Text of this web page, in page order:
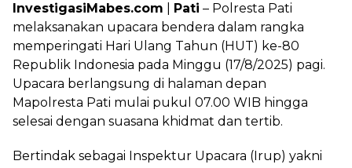
InvestigasiMabes.com Pati – Polresta Pati
melaksanakan upacara bendera dalam rangka
memperingati Hari Ulang Tahun (HUT) ke-80
Republik Indonesia pada Minggu (17/8/2025) pagi.
Upacara berlangsung di halaman depan
Mapolresta Pati mulai pukul 07.00 WIB hingga
selesai dengan suasana khidmat dan tertib.
Bertindak sebagai Inspektur Upacara (Irup) yakni